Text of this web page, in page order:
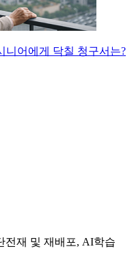
니어에게 닥칠 청구서는?
재 및 재배포, AI학습